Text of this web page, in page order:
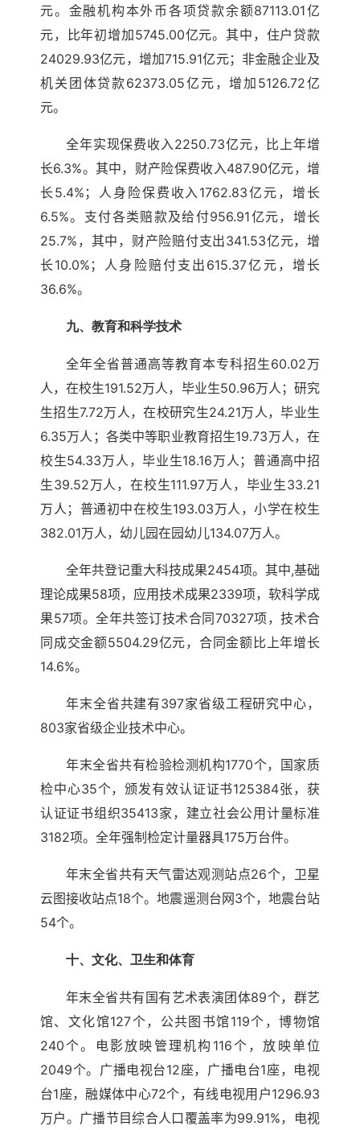
元。金融机构本外币各项贷款余额87113.01亿
元，比年初增加5745.00亿元。其中，住户贷款
24029.93亿元，增加715.91亿元；非金融企业及
机关团体贷款62373.05亿元，增加5126.72亿
元。
全年实现保费收入2250.73亿元，比上年增
长6.3%。其中，财产险保费收入487.90亿元，增
长5.4%；人身险保费收入1762.83亿元，增长
6.5%。支付各类赔款及给付956.91亿元，增长
25.7%，其中，财产险赔付支出341.53亿元，增
长10.0%；人身险赔付支出615.37亿元，增长
36.6%。
九、教育和科学技术
全年全省普通高等教育本专科招生60.02万
人，在校生191.52万人，毕业生50.96万人；研究
生招生7.72万人，在校研究生24.21万人，毕业生
6.35万人；各类中等职业教育招生19.73万人，在
校生54.33万人，毕业生18.16万人；普通高中招
生39.52万人，在校生111.97万人，毕业生33.21
万人；普通初中在校生193.03万人，小学在校生
382.01万人，幼儿园在园幼儿134.07万人。
全年共登记重大科技成果2454项。其中,基础
理论成果58项，应用技术成果2339项，软科学成
果57项。全年共签订技术合同70327项，技术合
同成交金额5504.29亿元，合同金额比上年增长
14.6%。
年末全省共建有397家省级工程研究中心，
803家省级企业技术中心。
年末全省共有检验检测机构1770个，国家质
检中心35个，颁发有效认证证书125384张，获
认证证书组织35413家，建立社会公用计量标准
3182项。全年强制检定计量器具175万台件。
年末全省共有天气雷达观测站点26个，卫星
云图接收站点18个。地震遥测台网3个，地震台站
54个。
十、文化、卫生和体育
年末全省共有国有艺术表演团体89个，群艺
馆、文化馆127个，公共图书馆119个，博物馆
240个。电影放映管理机构116个，放映单位
2049个。广播电视台12座，广播电台1座，电视
台1座，融媒体中心72个，有线电视用户1296.93
万户。广播节目综合人口覆盖率为99.91%，电视